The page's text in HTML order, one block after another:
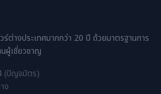
ต่างประเทศมากกว่า 20 ปี ด้วยมาตรฐานการ
ผู้เชี่ยวชาญ
(ปัญจมิตร)
ง